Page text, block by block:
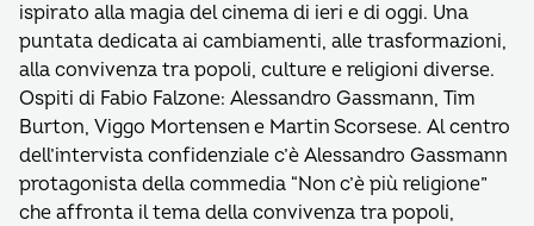
ispirato alla magia del cinema di ieri e di oggi. Una
puntata dedicata ai cambiamenti, alle trasformazioni,
alla convivenza tra popoli, culture e religioni diverse.
Ospiti di Fabio Falzone: Alessandro Gassmann, Tim
Burton, Viggo Mortensen e Martin Scorsese. Al centro
dell’intervista confidenziale c’è Alessandro Gassmann
protagonista della commedia “Non c’è più religione”
che affronta il tema della convivenza tra popoli,